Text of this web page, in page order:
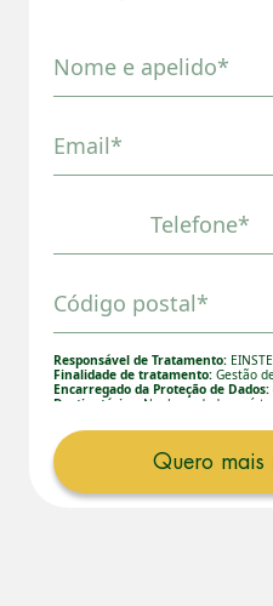
Nome e apelido*
Email*
Telefone*
Código postal*
Responsável de Tratamento:
Finalidade de tratamento: Gestão
Encarregado da Proteção de Dados:
Destinatários:
Nenhum dado será
outros direitos, conforme o
Quero mais